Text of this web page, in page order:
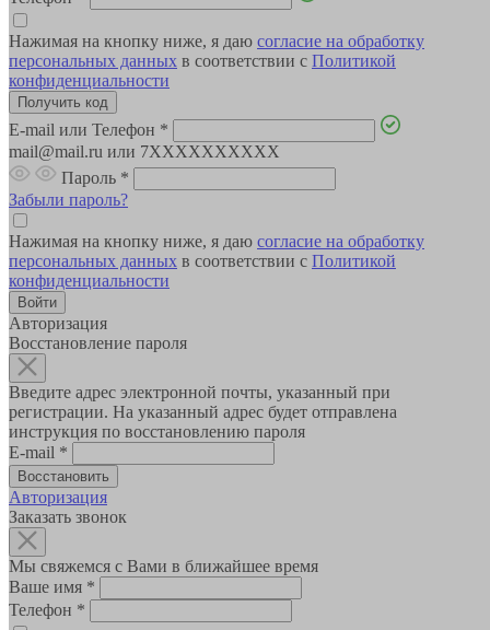
Нажимая на кнопку ниже, я даю согласие на обработку
персональных данных в соответствии с Политикой
конфиденциальности
E-mail или Телефон *
mail@mail.ru или 7XXXXXXXXXX
Пароль *
Забыли пароль?
Нажимая на кнопку ниже, я даю согласие на обработку
персональных данных в соответствии с Политикой
конфиденциальности
Авторизация
Восстановление пароля
Введите адрес электронной почты, указанный при
регистрации. На указанный адрес будет отправлена
инструкция по восстановлению пароля
E-mail *
Авторизация
Заказать звонок
Мы свяжемся с Вами в ближайшее время
Ваше имя *
Телефон *